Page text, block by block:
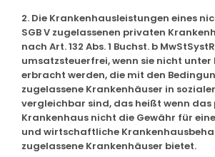
2. Die Krankenhausleistungen eines
SGB V zugelassenen privaten
nach Art. 132 Abs. 1 Buchst. b
umsatzsteuerfrei, wenn sie nicht unter
erbracht werden, die mit den
zugelassene Krankenhäuser in
vergleichbar sind, das heißt wenn
Krankenhaus nicht die Gewähr für
und wirtschaftliche
zugelassene Krankenhäuser bietet.